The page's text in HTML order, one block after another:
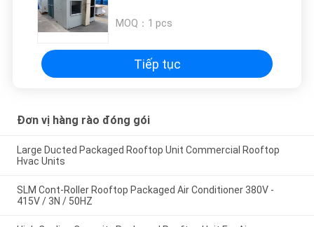
MOQ： 1 pcs
Tiếp tục
Đơn vị hàng rào đóng gói
Large Ducted Packaged Rooftop Unit Commercial Rooftop
Hvac Units
SLM Cont-Roller Rooftop Packaged Air Conditioner 380V -
415V / 3N / 50HZ